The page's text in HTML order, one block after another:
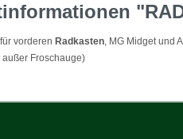
vorderen Radkasten, MG Midget und
Froschauge)